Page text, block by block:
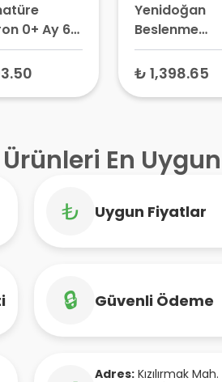
0+ Ay 60
Yenidoğan
Beslenme
Adaptörü
5 Adet
₺ 1,398.65
En
₺ Uygun Fiyatlar
🔒 Güvenli Ödeme
Adres: Kızılırmak Mah.